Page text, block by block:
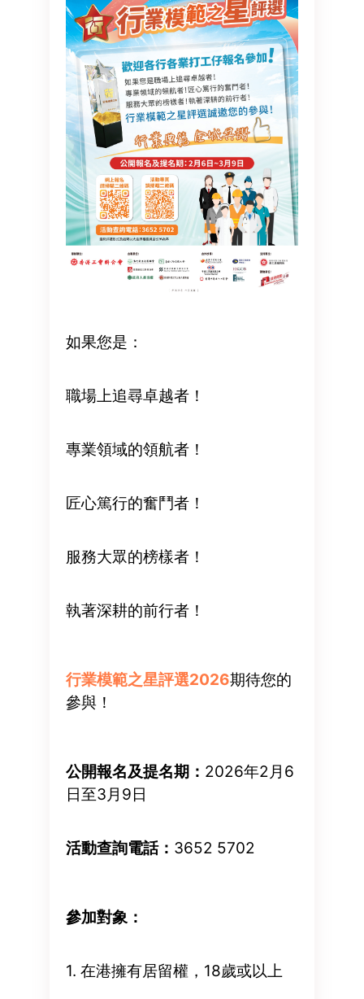
如果您是：
職場上追尋卓越者！
專業領域的領航者！
匠心篤行的奮鬥者！
服務大眾的榜樣者！
執著深耕的前行者！
行業模範之星評選2026期待您的
參與！
公開報名及提名期： 2026年2月6
日至3月9日
活動查詢電話： 3652 5702
參加對象：
1. 在港擁有居留權，18歲或以上